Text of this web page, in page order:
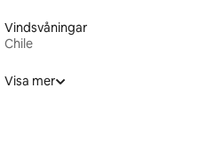
Vindsvåningar
Chile
Visa mer